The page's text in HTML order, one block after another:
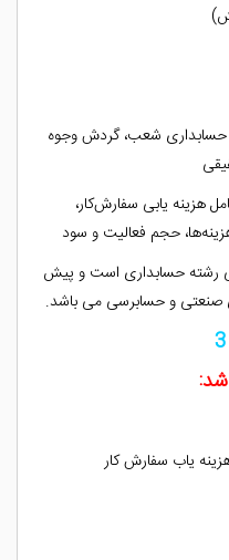
حسابداری شعب، گردش وجوه‌
هزینه‌ یابی سفارش‌کار،
حجم فعالیت و سود
از دروس اصلی رشته حسابداری است و پیش‌
صنعتی و حسابرسی می باشد.